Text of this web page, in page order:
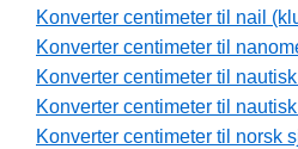
Konverter centimeter til nail
Konverter centimeter til
Konverter centimeter til
Konverter centimeter til
Konverter centimeter til norsk